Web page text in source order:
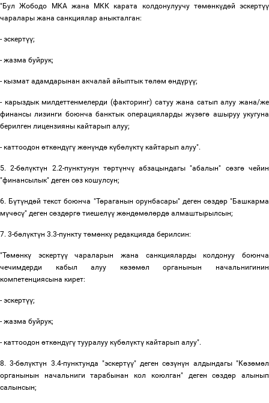
"Бул Жободо МКА жана МКК карата колдонулуучу төмөнкүдөй эскертүү
чаралары жана санкциялар аныкталган:
- эскертүү;
- жазма буйрук;
- кызмат адамдарынан акчалай айыптык төлөм өндүрүү;
- карыздык милдеттенмелерди (факторинг) сатуу жана сатып алуу жана/же
финансы лизинги боюнча банктык операцияларды жүзөгө ашыруу укугуна
берилген лицензияны кайтарып алуу;
- каттоодон өткөндүгү жөнүндө күбөлүктү кайтарып алуу".
5. 2-бөлүктүн 2.2-пунктунун төртүнчүабзацындагы "абалын" сөзгөчейин
"финансылык" деген сөз кошулсун;
6. Бүтүндөй текст боюнча "Төраганын орунбасары" деген сөздөр "Башкарма
мүчөсү" деген сөздөргө тиешелүү жөндөмөлөрдө алмаштырылсын;
7. 3-бөлүктүн 3.3-пункту төмөнкү редакцияда берилсин:
"Төмөнкү эскертүүчараларын жана санкцияларды колдонуу боюнча
чечимдерди кабыл алуу көзөмөл органынын начальнигинин
компетенциясына кирет:
- эскертүү;
- жазма буйрук;
- каттоодон өткөндүгү тууралуу күбөлүктү кайтарып алуу".
8. 3-бөлүктүн 3.4-пунктунда "эскертүү" деген сөзүнүн алдындагы "Көзөмөл
органынын начальниги тарабынан кол коюлган" деген сөздөр алынып
салынсын;